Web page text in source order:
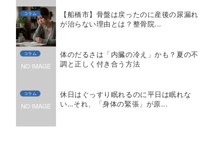
コラム
【船橋市】骨盤は戻ったのに産後の尿漏れ
が治らない理由とは？整骨院...
コラム
体のだるさは「内臓の冷え」かも？夏の不
調と正しく付き合う方法
コラム
休日はぐっすり眠れるのに平日は眠れな
い…それ、「身体の緊張」が原...